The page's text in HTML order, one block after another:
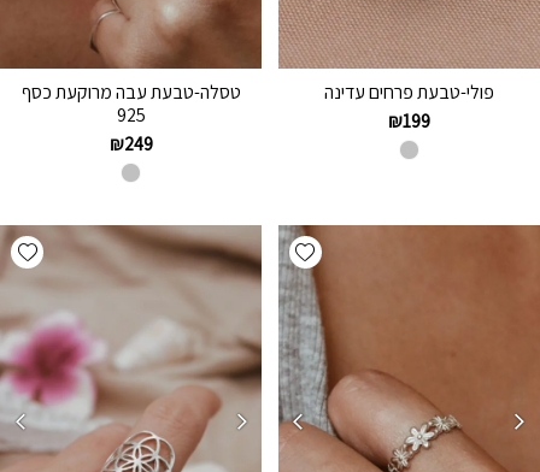
פולי-טבעת פרחים עדינה
₪199
טסלה-טבעת עבה מרוקעת כסף
925
₪249
Add wishlist